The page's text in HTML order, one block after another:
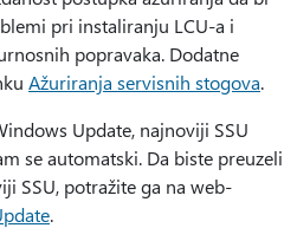
pri instaliranju LCU-a i
popravaka. Dodatne
Ažuriranja servisnih stogova.
Update, najnoviji SSU
se automatski. Da biste preuzeli
SSU, potražite ga na web-
.